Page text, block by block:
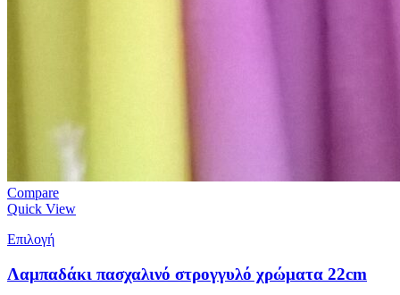
Compare
Quick View
Επιλογή
Λαμπαδάκι πασχαλινό στρογγυλό χρώματα 22cm